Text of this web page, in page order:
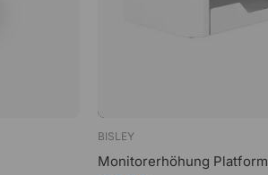
BISLEY
Monitorerhöhung Platform